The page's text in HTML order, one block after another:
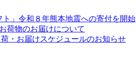
ト」令和８年熊本地震への寄付を開始
荷物のお届けについて
・お届けスケジュールのお知らせ